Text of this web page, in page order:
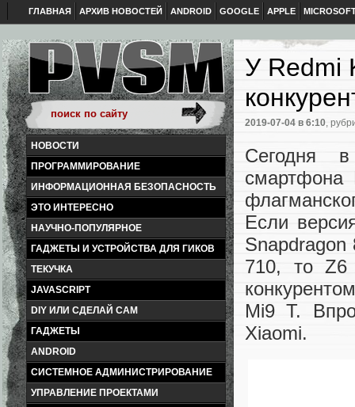
ГЛАВНАЯ АРХИВ НОВОСТЕЙ ANDROID GOOGLE APPLE
НОВОСТИ
ПРОГРАММИРОВАНИЕ
ИНФОРМАЦИОННАЯ БЕЗОПАСНОСТЬ
ЭТО ИНТЕРЕСНО
НАУЧНО-ПОПУЛЯРНОЕ
ГАДЖЕТЫ И УСТРОЙСТВА ДЛЯ ГИКОВ
ТЕКУЧКА
JAVASCRIPT
DIY ИЛИ СДЕЛАЙ САМ
ГАДЖЕТЫ
ANDROID
СИСТЕМНОЕ АДМИНИСТРИРОВАНИЕ
УПРАВЛЕНИЕ ПРОЕКТАМИ
У Redmi
2019-07-04 в 6:10,
Сегодня
смартфона
Если
Snapdragon
710, то Z6
Mi9 T.
Xiaomi.